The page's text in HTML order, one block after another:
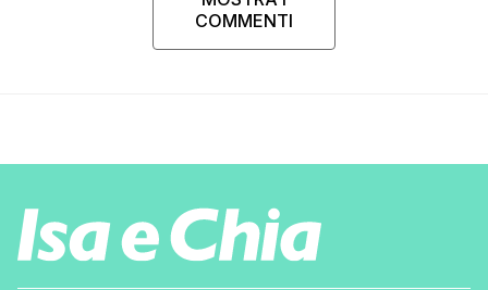
COMMENTI